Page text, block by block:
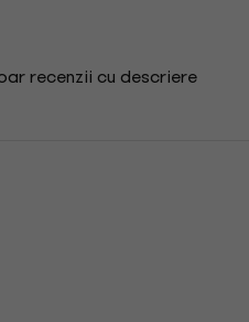
recenzii cu descriere